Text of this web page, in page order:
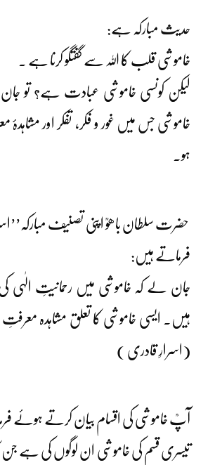
حدیث مبارکہ ہے:
خاموشی قلب کا اللہ سے گفتگو کرنا ہے ۔
لیکن کونسی خاموشی عبادت ہے؟ تو جان
خاموشی جس میں غور و فکر، تفکر اور
ہو۔
حضرت سلطان باھوؒ اپنی تصنیف
فرماتے ہیں:
جان لے کہ خاموشی میں رحمانیتِ الٰہی کی
ہیں۔ ایسی خاموشی کا تعلق مشاہدہ
(اسرارِ قادری )
آپؒ خاموشی کی اقسام بیان کرتے ہوئے
تیسری قسم کی خاموشی ان لوگوں کی ہے جن